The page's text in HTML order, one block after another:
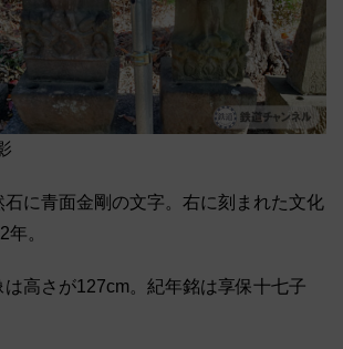
石に青面金剛の文字。右に刻まれた文化
。
高さが127cm。紀年銘は享保十七子